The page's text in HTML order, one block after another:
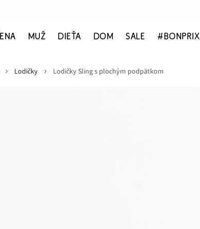
MUŽ DIEŤA DOM SALE #BONPRIX
Lodičky Lodičky Sling s plochým podpätkom